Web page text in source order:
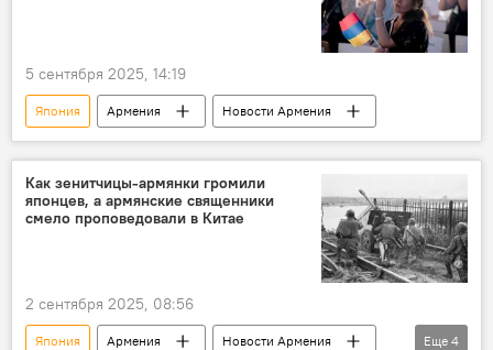
5 сентября 2025, 14:19
Япония Армения Новости Армения
Как зенитчицы-армянки громили
японцев, а армянские священники
смело проповедовали в Китае
2 сентября 2025, 08:56
Япония Армения
Новости Армения
Еще 4